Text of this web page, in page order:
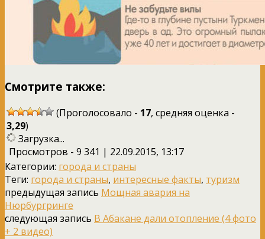
Смотрите также:
(Проголосовало - 17, средняя оценка -
3,29)
Загрузка...
Просмотров - 9 341 | 22.09.2015, 13:17
Категории: города и страны
Теги: города и страны, интересные факты, туризм
предыдущая запись Мощная авария на
Нюрбургринге
следующая запись В Абакане дали отопление (4 фото
+ 2 видео)